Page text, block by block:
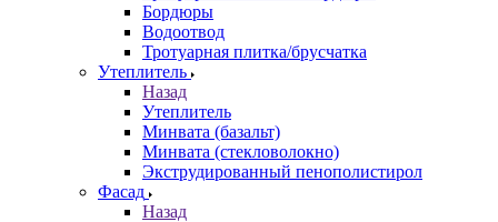
Бордюры
Водоотвод
Тротуарная плитка/брусчатка
Утеплитель
Назад
Утеплитель
Минвата (базальт)
Минвата (стекловолокно)
Экструдированный пенополистирол
Фасад
Назад